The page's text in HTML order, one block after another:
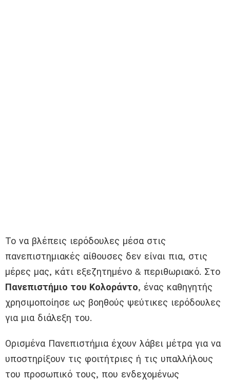
Το να βλέπεις ιερόδουλες μέσα στις
πανεπιστημιακές αίθουσες δεν είναι πια, στις
μέρες μας, κάτι εξεζητημένο & περιθωριακό. Στο
Πανεπιστήμιο του Κολοράντο, ένας καθηγητής
χρησιμοποίησε ως βοηθούς ψεύτικες ιερόδουλες
για μια διάλεξη του.
Ορισμένα Πανεπιστήμια έχουν λάβει μέτρα για να
υποστηρίξουν τις φοιτήτριες ή τις υπαλλήλους
του προσωπικό τους, που ενδεχομένως